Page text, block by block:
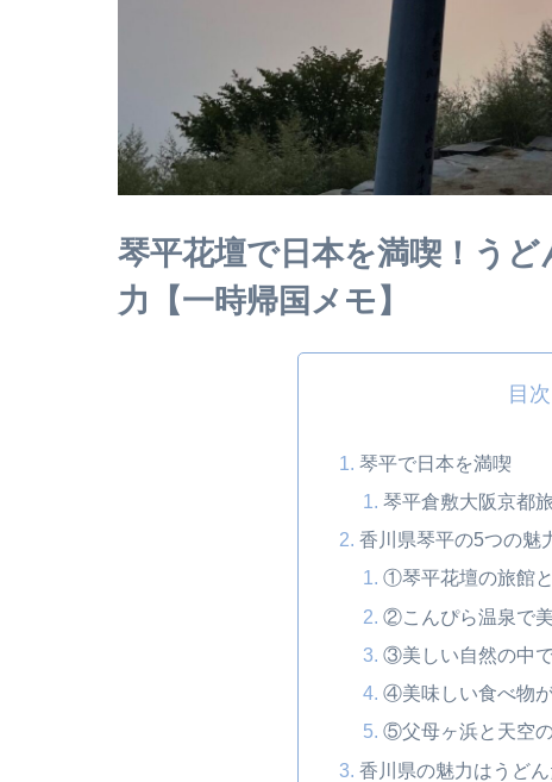
琴平花壇で日本を満喫！う
力【一時帰国メモ】
目次
琴平で日本を満喫
琴平倉敷大阪京都
香川県琴平の5つの魅
①琴平花壇の旅館
②こんぴら温泉で
③美しい自然の中
④美味しい食べ物
⑤父母ヶ浜と天空
香川県の魅力はうど